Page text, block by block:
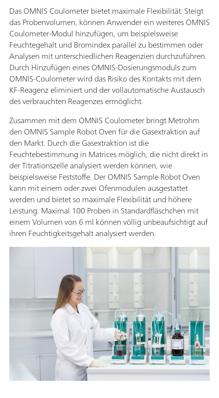
Das OMNIS Coulometer bietet maximale Flexibilität: Steigt
das Probenvolumen, können Anwender ein weiteres OMNIS
Coulometer-Modul hinzufügen, um beispielsweise
Feuchtegehalt und Bromindex parallel zu bestimmen oder
Analysen mit unterschiedlichen Reagenzien durchzuführen.
Durch Hinzufügen eines OMNIS-Dosierungsmoduls zum
OMNIS-Coulometer wird das Risiko des Kontakts mit dem
KF-Reagenz eliminiert und der vollautomatische Austausch
des verbrauchten Reagenzes ermöglicht.
Zusammen mit dem OMNIS Coulometer bringt Metrohm
den OMNIS Sample Robot Oven für die Gasextraktion auf
den Markt. Durch die Gasextraktion ist die
Feuchtebestimmung in Matrices möglich, die nicht direkt in
der Titrationszelle analysiert werden können, wie
beispielsweise Feststoffe. Der OMNIS Sample Robot Oven
kann mit einem oder zwei Ofenmodulen ausgestattet
werden und bietet so maximale Flexibilität und höhere
Leistung. Maximal 100 Proben in Standardfläschchen mit
einem Volumen von 6 ml können völlig unbeaufsichtigt auf
ihren Feuchtigkeitsgehalt analysiert werden.